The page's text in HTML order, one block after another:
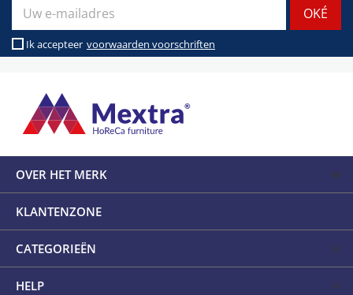
Ik accepteer voorwaarden voorschriften
OVER HET MERK
KLANTENZONE
CATEGORIEËN
HELP